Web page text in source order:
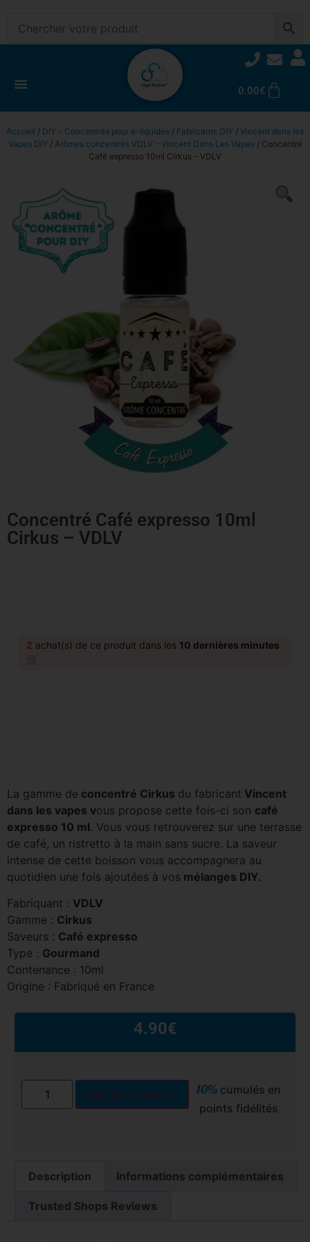
0.00€
Accueil / DIY - Concentrés pour e-liquides / Fabricants DIY / Vincent dans les
Vapes DIY / Arômes concentrés VDLV – Vincent Dans Les Vapes/ Concentré
Café expresso 10ml Cirkus – VDLV
Concentré Café expresso 10ml
Cirkus – VDLV
2 achat(s) de ce produit dans les 10 dernières minutes
🛒
La gamme de concentré Cirkus du fabricant Vincent
dans les vapes vous propose cette fois-ci son café
expresso 10 ml. Vous vous retrouverez sur une terrasse
de café, un ristretto à la main sans sucre. La saveur
intense de cette boisson vous accompagnera au
quotidien une fois ajoutées à vos mélanges DIY.
Fabriquant : VDLV
Gamme : Cirkus
Saveurs : Café expresso
Type : Gourmand
Contenance : 10ml
Origine : Fabriqué en France
4.90€
Ajouter au panier 10% cumulés en
points fidélités
Description Informations complémentaires
Trusted Shops Reviews